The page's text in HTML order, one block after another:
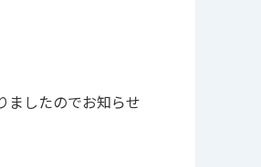
ましたのでお知らせ